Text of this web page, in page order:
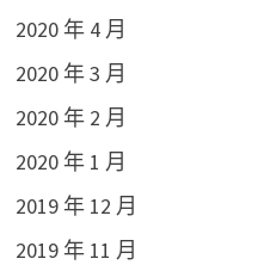
2020 年 4 月
2020 年 3 月
2020 年 2 月
2020 年 1 月
2019 年 12 月
2019 年 11 月